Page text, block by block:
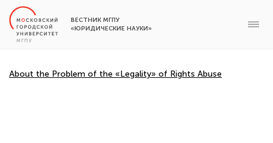
ВЕСТНИК МГПУ
«ЮРИДИЧЕСКИЕ НАУКИ»
About the Problem of the «Legality» of Rights Abuse